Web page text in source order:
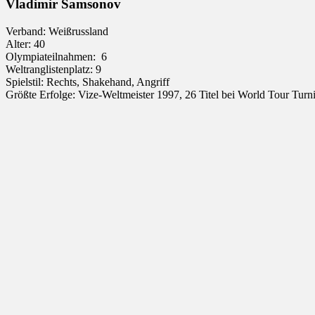
Vladimir Samsonov
Verband: Weißrussland
Alter: 40
Olympiateilnahmen: 6
Weltranglistenplatz: 9
Spielstil: Rechts, Shakehand, Angriff
Größte Erfolge: Vize-Weltmeister 1997, 26 Titel bei World Tour